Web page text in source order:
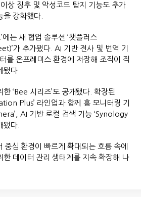
상 징후 및 악성코드 탐지 기능도 추가
을 강화했다.
에는 새 협업 솔루션 ‘챗플러스
가 추가됐다. AI 기반 전사 및 번역 기
를 온프레미스 환경에 저장해 조직이 직
됐다.
‘Bee 시리즈’도 공개됐다. 확장된
Plus’ 라인업과 함께 홈 모니터링 기
AI 기반 로컬 검색 기능 ‘Synology
됐다.
중심 환경이 빠르게 확대되는 흐름 속에
한 데이터 관리 생태계를 지속 확장해 나